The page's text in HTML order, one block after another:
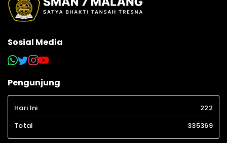
Sosial Media
Pengunjung
Hari Ini
222
Total
335369